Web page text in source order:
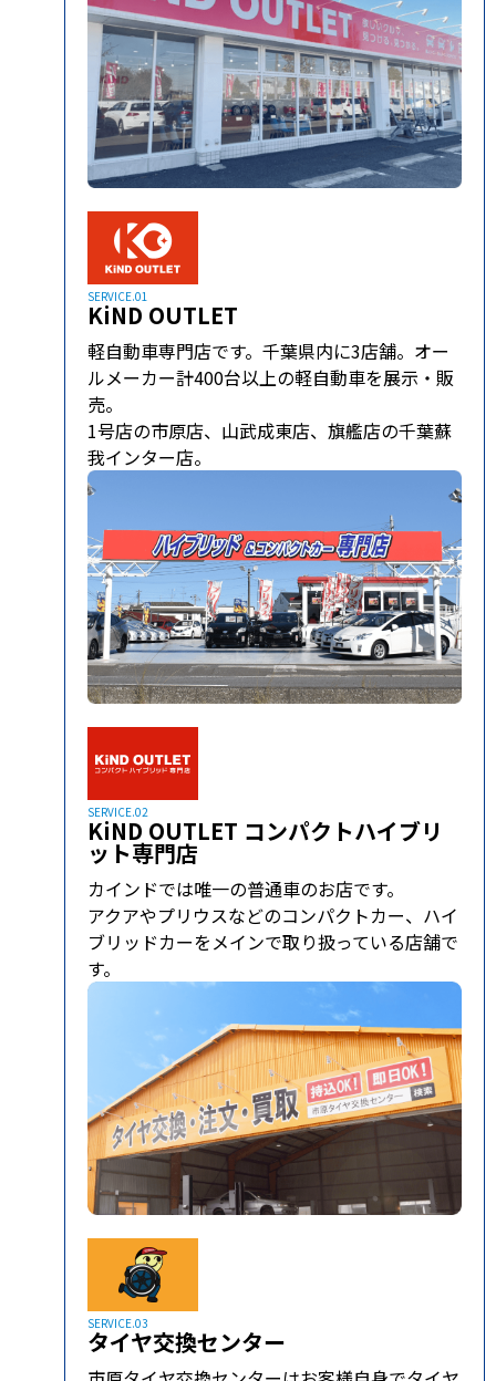
SERVICE.01
KiND OUTLET
軽自動車専門店です。千葉県内に3店舗。オー
ルメーカー計400台以上の軽自動車を展示・販
売。
1号店の市原店、山武成東店、旗艦店の千葉蘇
我インター店。
SERVICE.02
KiND OUTLET コンパクトハイブリ
ット専門店
カインドでは唯一の普通車のお店です。
アクアやプリウスなどのコンパクトカー、ハイ
ブリッドカーをメインで取り扱っている店舗で
す。
SERVICE.03
タイヤ交換センター